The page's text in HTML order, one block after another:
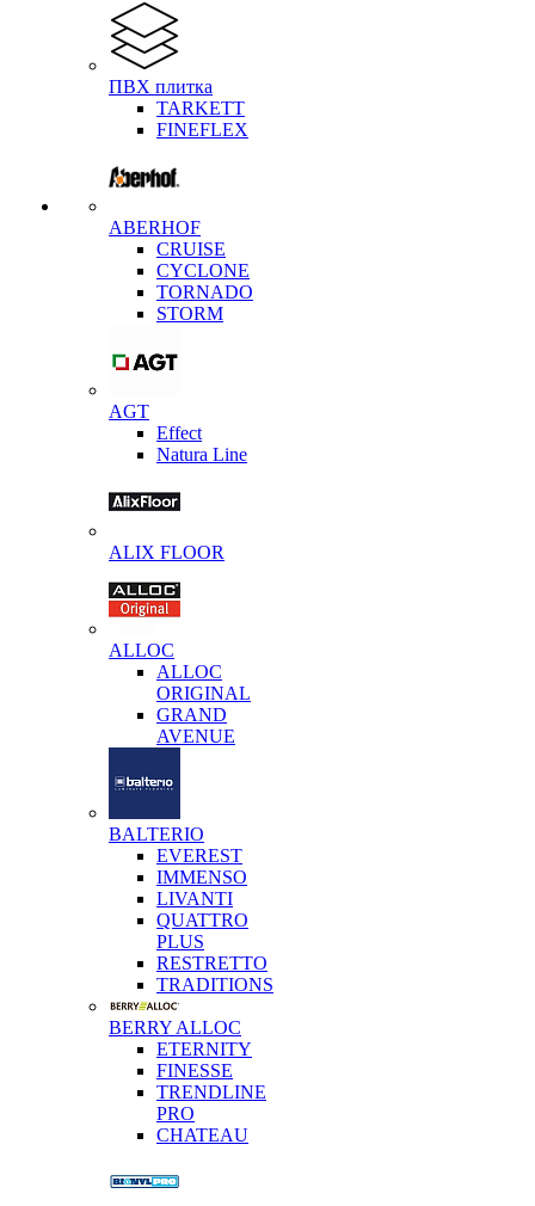
ПВХ плитка
TARKETT
FINEFLEX
ABERHOF
CRUISE
CYCLONE
TORNADO
STORM
AGT
Effect
Natura Line
ALIX FLOOR
ALLOC
ALLOC
ORIGINAL
GRAND
AVENUE
BALTERIO
EVEREST
IMMENSO
LIVANTI
QUATTRO
PLUS
RESTRETTO
TRADITIONS
BERRY ALLOC
ETERNITY
FINESSE
TRENDLINE
PRO
CHATEAU